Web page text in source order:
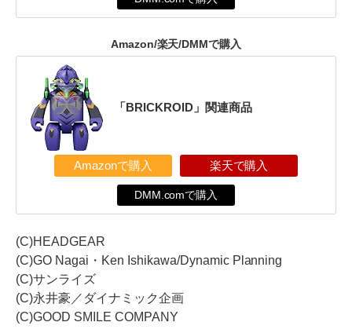
Amazon/楽天/DMMで購入
「BRICKROID」関連商品
Amazonで購入 楽天で購入
DMM.comで購入
(C)HEADGEAR
(C)GO Nagai・Ken Ishikawa/Dynamic Planning
(C)サンライズ
(C)永井豪／ダイナミック企画
(C)GOOD SMILE COMPANY